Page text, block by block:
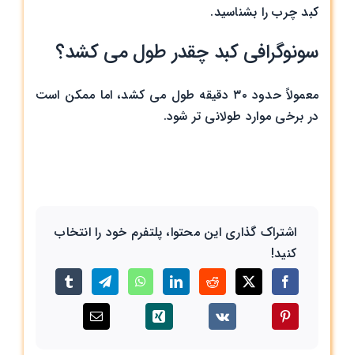
کبد چرب را بشناسید.
سونوگرافی کبد چقدر طول می‌ کشد؟
معمولاً حدود ۳۰ دقیقه طول می‌ کشد، اما ممکن است
در برخی موارد طولانی ‌تر شود.
اشتراک گذاری این محتوا، پلتفرم خود را انتخاب
کنید!